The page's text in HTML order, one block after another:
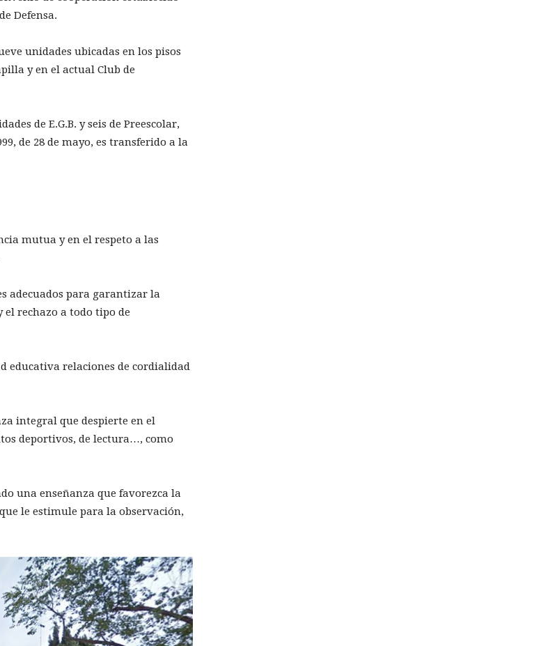
Defensa.
unidades ubicadas en los pisos
y en el actual Club de
de E.G.B. y seis de Preescolar,
de 28 de mayo, es transferido a la
mutua y en el respeto a las
adecuados para garantizar la
el rechazo a todo tipo de
educativa relaciones de cordialidad
integral que despierte en el
deportivos, de lectura…, como
una enseñanza que favorezca la
le estimule para la observación,